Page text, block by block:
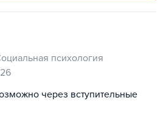
психология
через вступительные